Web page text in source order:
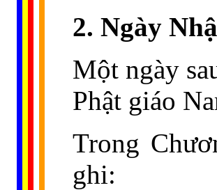
2. Ngày
Một ngày
Phật giáo
Trong
ghi: